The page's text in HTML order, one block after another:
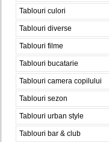
Tablouri culori
Tablouri diverse
Tablouri filme
Tablouri bucatarie
Tablouri camera copilului
Tablouri sezon
Tablouri urban style
Tablouri bar & club